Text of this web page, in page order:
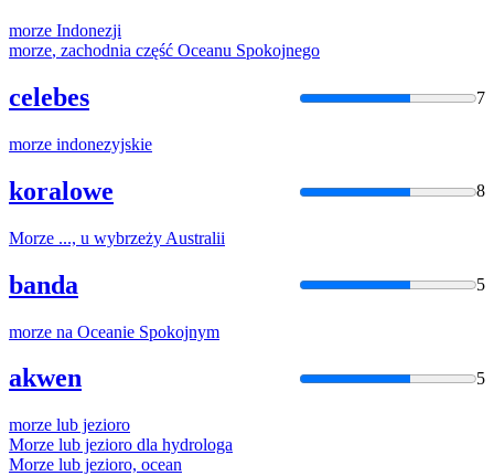
morze Indonezji
morze, zachodnia część Oceanu Spokojnego
celebes 7
morze indonezyjskie
koralowe 8
Morze ..., u wybrzeży Australii
banda 5
morze na Oceanie Spokojnym
akwen 5
morze lub jezioro
Morze lub jezioro dla hydrologa
Morze lub jezioro, ocean